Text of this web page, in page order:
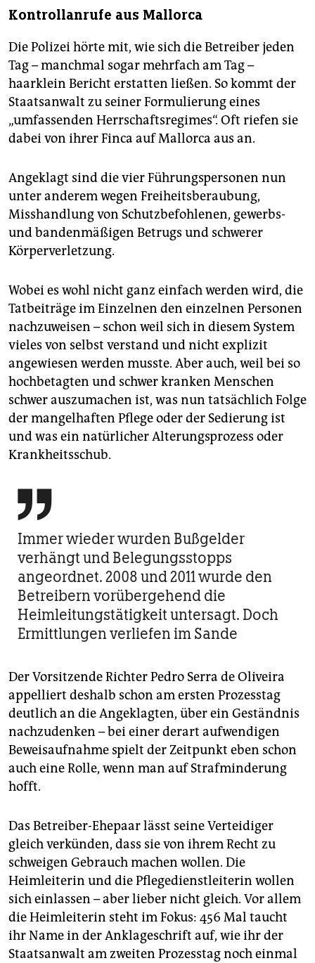
Kontrollanrufe aus Mallorca
Die Polizei hörte mit, wie sich die Betreiber jeden
Tag – manchmal sogar mehrfach am Tag –
haarklein Bericht erstatten ließen. So kommt der
Staatsanwalt zu seiner Formulierung eines
„umfassenden Herrschaftsregimes“. Oft riefen sie
dabei von ihrer Finca auf Mallorca aus an.
Angeklagt sind die vier Führungspersonen nun
unter anderem wegen Freiheitsberaubung,
Misshandlung von Schutzbefohlenen, gewerbs-
und bandenmäßigen Betrugs und schwerer
Körperverletzung.
Wobei es wohl nicht ganz einfach werden wird, die
Tatbeiträge im Einzelnen den einzelnen Personen
nachzuweisen – schon weil sich in diesem System
vieles von selbst verstand und nicht explizit
angewiesen werden musste. Aber auch, weil bei so
hochbetagten und schwer kranken Menschen
schwer auszumachen ist, was nun tatsächlich Folge
der mangelhaften Pflege oder der Sedierung ist
und was ein natürlicher Alterungsprozess oder
Krankheitsschub.

Immer wieder wurden Bußgelder
verhängt und Belegungsstopps
angeordnet. 2008 und 2011 wurde den
Betreibern vorübergehend die
Heimleitungstätigkeit untersagt. Doch
Ermittlungen verliefen im Sande
Der Vorsitzende Richter Pedro Serra de Oliveira
appelliert deshalb schon am ersten Prozesstag
deutlich an die Angeklagten, über ein Geständnis
nachzudenken – bei einer derart aufwendigen
Beweisaufnahme spielt der Zeitpunkt eben schon
auch eine Rolle, wenn man auf Strafminderung
hofft.
Das Betreiber-Ehepaar lässt seine Verteidiger
gleich verkünden, dass sie von ihrem Recht zu
schweigen Gebrauch machen wollen. Die
Heimleiterin und die Pflegedienstleiterin wollen
sich einlassen – aber lieber nicht gleich. Vor allem
die Heimleiterin steht im Fokus: 456 Mal taucht
ihr Name in der Anklageschrift auf, wie ihr der
Staatsanwalt am zweiten Prozesstag noch einmal